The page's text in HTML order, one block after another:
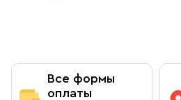
Все формы
оплаты